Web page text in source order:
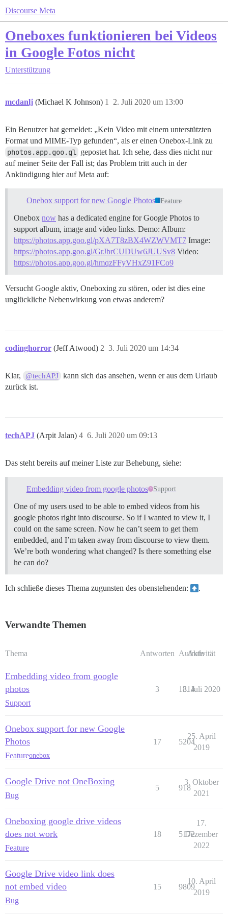
Discourse Meta
Oneboxes funktionieren bei Videos
in Google Fotos nicht
Unterstützung
mcdanlj (Michael K Johnson) 2. Juli 2020 um 13:00
1
Ein Benutzer hat gemeldet: „Kein Video mit einem unterstützten
Format und MIME-Typ gefunden“, als er einen Onebox-Link zu
photos.app.goo.gl gepostet hat. Ich sehe, dass dies nicht nur
auf meiner Seite der Fall ist; das Problem tritt auch in der
Ankündigung hier auf Meta auf:
Onebox support for new Google Photos Feature
Onebox now has a dedicated engine for Google Photos to
support album, image and video links. Demo: Album:
https://photos.app.goo.gl/pXA7T8zBX4WZWVMT7 Image:
https://photos.app.goo.gl/GrJbrCUDUw6JUUSv8 Video:
https://photos.app.goo.gl/hmqzFFyVHxZ91FCo9
Versucht Google aktiv, Oneboxing zu stören, oder ist dies eine
unglückliche Nebenwirkung von etwas anderem?
codinghorror (Jeff Atwood) 3. Juli 2020 um 14:34
2
Klar, @techAPJ kann sich das ansehen, wenn er aus dem Urlaub
zurück ist.
techAPJ (Arpit Jalan) 6. Juli 2020 um 09:13
4
Das steht bereits auf meiner Liste zur Behebung, siehe:
Embedding video from google photos Support
One of my users used to be able to embed videos from his
google photos right into discourse. So if I wanted to view it, I
could on the same screen. Now he can’t seem to get them
embedded, and I’m taken away from discourse to view them.
We’re both wondering what changed? Is there something else
he can do?
Ich schließe dieses Thema zugunsten des obenstehenden: .
Verwandte Themen
Thema Antworten Aufrufe
Aktivität
Embedding video from google
photos
Support
3 1314
8. Juli 2020
Onebox support for new Google
Photos
Featureonebox
17 5204
25. April
2019
Google Drive not OneBoxing
Bug
5 918
3. Oktober
2021
Oneboxing google drive videos
does not work
Feature
18 5172
17.
Dezember
2022
Google Drive video link does
not embed video
Bug
15 9809
10. April
2019